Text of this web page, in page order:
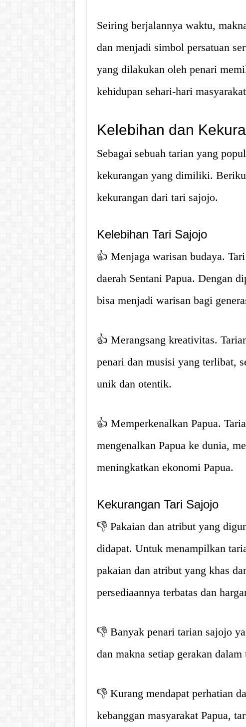
Seiring berjalannya waktu,
dan menjadi simbol persatuan
yang dilakukan oleh penari
kehidupan sehari-hari
Kelebihan dan
Sebagai sebuah tarian yang
kekurangan yang dimiliki.
kekurangan dari tari sajojo.
Kelebihan Tari Sajojo
👍 Menjaga warisan budaya.
daerah Sentani Papua. Dengan
bisa menjadi warisan bagi
👍 Merangsang kreativitas.
penari dan musisi yang terlibat,
unik dan otentik.
👍 Memperkenalkan Papua.
mengenalkan Papua ke dunia,
meningkatkan ekonomi Papua.
Kekurangan Tari Sajojo
👎 Pakaian dan atribut yang
didapat. Untuk menampilkan
pakaian dan atribut yang khas
persediaannya terbatas dan
👎 Banyak penari tarian sajojo
dan makna setiap gerakan dalam
👎 Kurang mendapat perhatian
kebanggan masyarakat Papua,